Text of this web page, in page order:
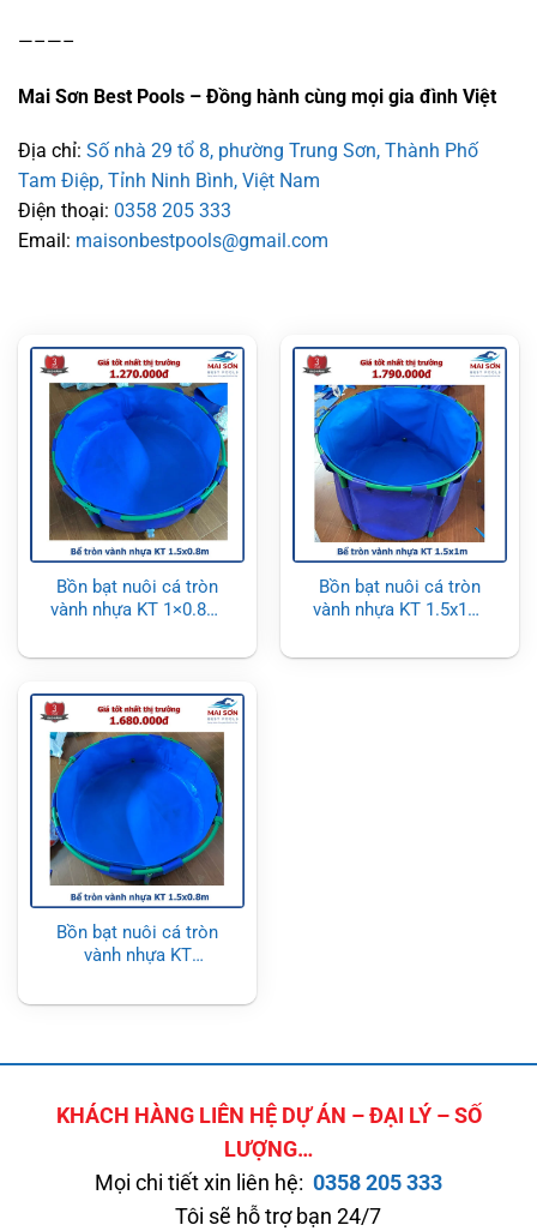
—–—–
Mai Sơn Best Pools – Đồng hành cùng mọi gia đình Việt
Địa chỉ: Số nhà 29 tổ 8, phường Trung Sơn, Thành Phố
Tam Điệp, Tỉnh Ninh Bình, Việt Nam
Điện thoại: 0358 205 333
Email: maisonbestpools@gmail.com
Bồn bạt nuôi cá tròn
vành nhựa KT 1×0.8m,
Bồn bạt nuôi cá tròn
vành nhựa KT 1.5x1m,
Bồn bạt nuôi cá tròn
vành nhựa KT
0.55mm
KHÁCH HÀNG LIÊN HỆ DỰ ÁN – ĐẠI LÝ – SỐ
LƯỢNG…
Mọi chi tiết xin liên hệ: 0358 205 333
Tôi sẽ hỗ trợ bạn 24/7